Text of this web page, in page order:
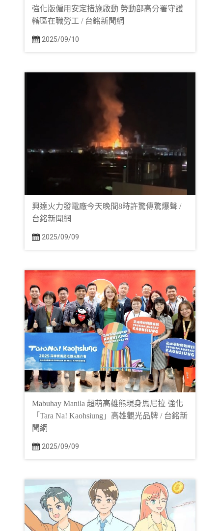
強化版僱用安定措施啟動 勞動部高分署守護
轄區在職勞工 / 台銘新聞網
2025/09/10
興達火力發電廠今天晚間8時許驚傳驚爆聲 /
台銘新聞網
2025/09/09
Mabuhay Manila 超萌高雄熊現身馬尼拉 強化
「Tara Na! Kaohsiung」高雄觀光品牌 / 台銘新
聞網
2025/09/09